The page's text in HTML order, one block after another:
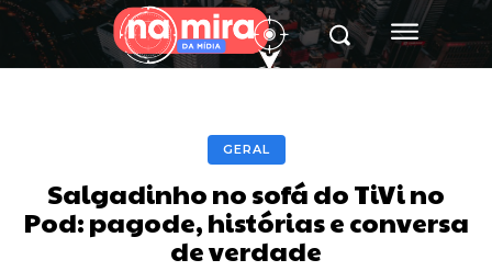
GERAL
Salgadinho no sofá do TiVi no
Pod: pagode, histórias e conversa
de verdade